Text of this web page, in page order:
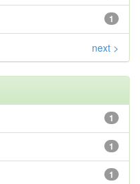
1
next >
1
1
1